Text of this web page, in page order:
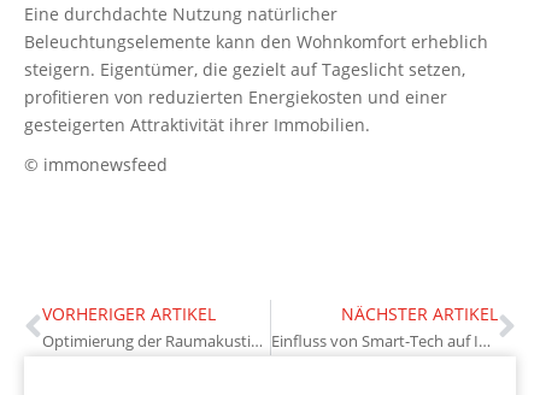
Eine durchdachte Nutzung natürlicher
Beleuchtungselemente kann den Wohnkomfort erheblich
steigern. Eigentümer, die gezielt auf Tageslicht setzen,
profitieren von reduzierten Energiekosten und einer
gesteigerten Attraktivität ihrer Immobilien.
© immonewsfeed
VORHERIGER ARTIKEL
Optimierung der Raumakustik: Mehr Wohnqualität durch gezielte Maßnahmen
NÄCHSTER ARTIKEL
Einfluss von Smart-Tech auf Immobilienverwaltung